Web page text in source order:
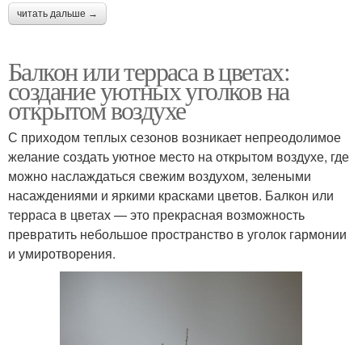
читать дальше →
Балкон или терраса в цветах:
создание уютных уголков на
открытом воздухе
С приходом теплых сезонов возникает непреодолимое
желание создать уютное место на открытом воздухе, где
можно наслаждаться свежим воздухом, зелеными
насаждениями и яркими красками цветов. Балкон или
терраса в цветах — это прекрасная возможность
превратить небольшое пространство в уголок гармонии
и умиротворения.